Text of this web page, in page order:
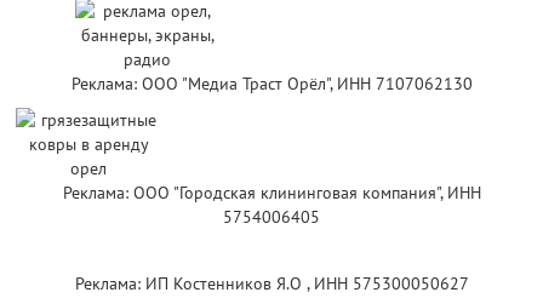
Реклама: ООО "Медиа Траст Орёл", ИНН 7107062130
Реклама: ООО "Городская клининговая компания", ИНН
5754006405
Реклама: ИП Костенников Я.О , ИНН 575300050627